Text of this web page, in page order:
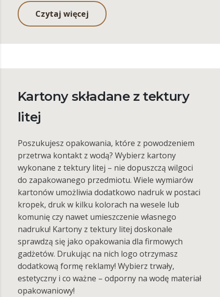
Czytaj więcej
Kartony składane z tektury
litej
Poszukujesz opakowania, które z powodzeniem
przetrwa kontakt z wodą? Wybierz kartony
wykonane z tektury litej – nie dopuszczą wilgoci
do zapakowanego przedmiotu. Wiele wymiarów
kartonów umożliwia dodatkowo nadruk w postaci
kropek, druk w kilku kolorach na wesele lub
komunię czy nawet umieszczenie własnego
nadruku! Kartony z tektury litej doskonale
sprawdzą się jako opakowania dla firmowych
gadżetów. Drukując na nich logo otrzymasz
dodatkową formę reklamy! Wybierz trwały,
estetyczny i co ważne – odporny na wodę materiał
opakowaniowy!